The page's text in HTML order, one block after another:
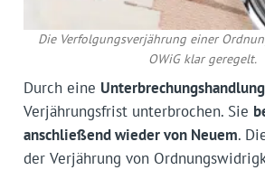
Die Verfolgungsverjährung einer
OWiG klar geregelt.
Durch eine Unterbrechungshandlung
Verjährungsfrist unterbrochen. Sie
anschließend wieder von Neuem.
der Verjährung von